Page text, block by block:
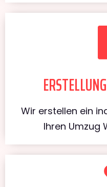
Wir erstellen ein
Ihren Umzug